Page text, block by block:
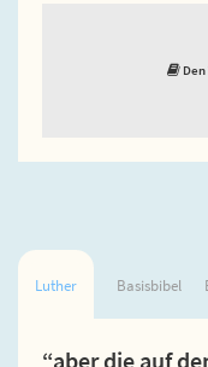
Luther Basisbibel
“aber die auf